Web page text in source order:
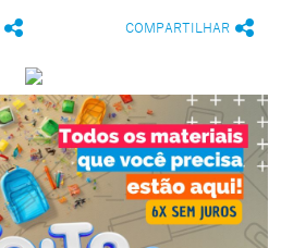
COMPARTILHAR